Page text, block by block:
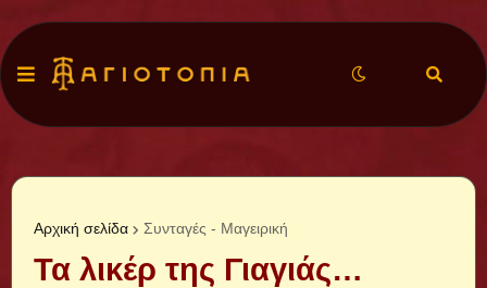
Αρχική σελίδα Συνταγές - Μαγειρική
Τα λικέρ της Γιαγιάς…